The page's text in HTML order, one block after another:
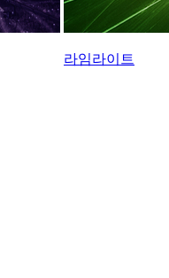
라임라이트